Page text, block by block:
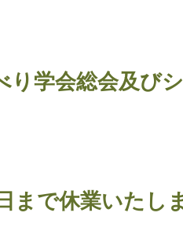
り学会総会及び
まで休業いたし